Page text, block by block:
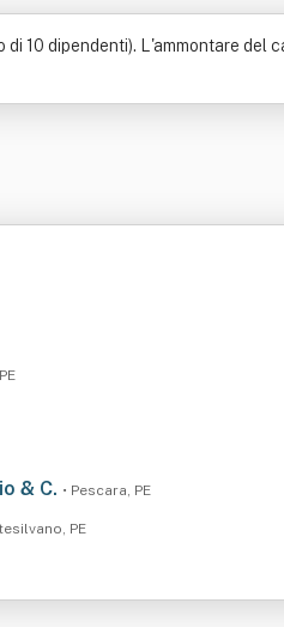
di 10 dipendenti). L'ammontare
& C. • Pescara, PE
PE